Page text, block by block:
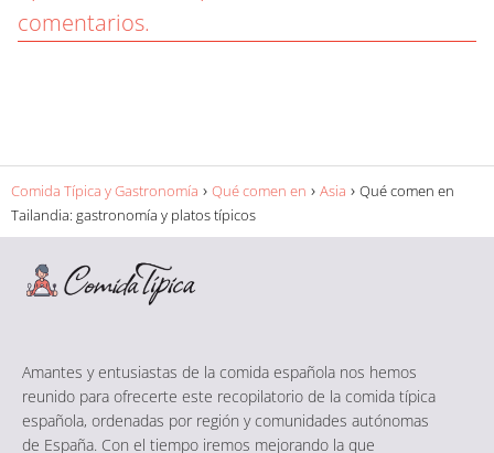
comentarios.
Comida Típica y Gastronomía Qué comen en Asia
Qué comen en
Tailandia: gastronomía y platos típicos
Amantes y entusiastas de la comida española nos hemos
reunido para ofrecerte este recopilatorio de la comida típica
española, ordenadas por región y comunidades autónomas
de España. Con el tiempo iremos mejorando la que